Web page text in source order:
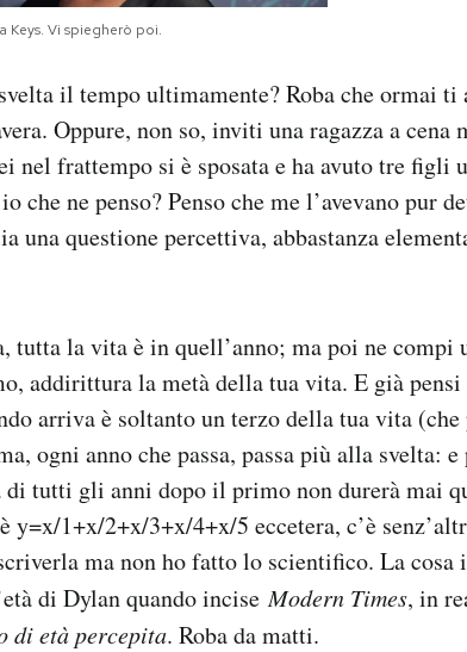
Keys. Vi spiegherò poi.
il tempo ultimamente? Roba che ormai ti
Oppure, non so, inviti una ragazza a cena
nel frattempo si è sposata e ha avuto tre figli
ne penso? Penso che me l’avevano pur
una questione percettiva, abbastanza
tutta la vita è in quell’anno; ma poi ne compi
addirittura la metà della tua vita. E già
arriva è soltanto un terzo della tua vita
ogni anno che passa, passa più alla svelta:
di tutti gli anni dopo il primo non durerà mai
1+x/2+x/3+x/4+x/5 eccetera, c’è
ma non ho fatto lo scientifico. La cosa
di Dylan quando inciseModern Times, in
di età percepita. Roba da matti.